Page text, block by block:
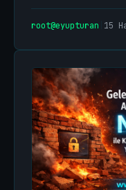
root@eyupturan 15